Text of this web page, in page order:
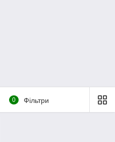
0 Фільтри